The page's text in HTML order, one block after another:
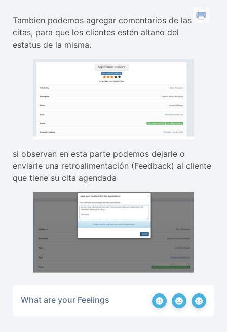
Tambien podemos agregar comentarios de las
citas, para que los clientes estén altano del
estatus de la misma.
si observan en esta parte podemos dejarle o
enviarle una retroalimentación (Feedback) al cliente
que tiene su cita agendada
What are your Feelings